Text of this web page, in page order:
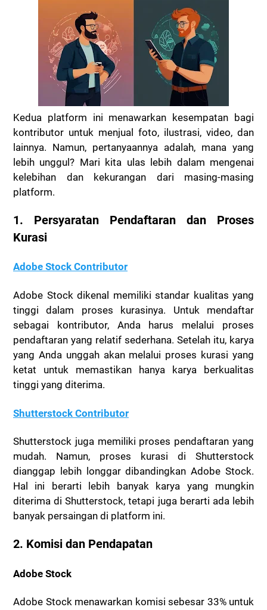
Kedua platform ini menawarkan kesempatan bagi
kontributor untuk menjual foto, ilustrasi, video, dan
lainnya. Namun, pertanyaannya adalah, mana yang
lebih unggul? Mari kita ulas lebih dalam mengenai
kelebihan dan kekurangan dari masing-masing
platform.
1. Persyaratan Pendaftaran dan Proses
Kurasi
Adobe Stock Contributor
Adobe Stock dikenal memiliki standar kualitas yang
tinggi dalam proses kurasinya. Untuk mendaftar
sebagai kontributor, Anda harus melalui proses
pendaftaran yang relatif sederhana. Setelah itu, karya
yang Anda unggah akan melalui proses kurasi yang
ketat untuk memastikan hanya karya berkualitas
tinggi yang diterima.
Shutterstock Contributor
Shutterstock juga memiliki proses pendaftaran yang
mudah. Namun, proses kurasi di Shutterstock
dianggap lebih longgar dibandingkan Adobe Stock.
Hal ini berarti lebih banyak karya yang mungkin
diterima di Shutterstock, tetapi juga berarti ada lebih
banyak persaingan di platform ini.
2. Komisi dan Pendapatan
Adobe Stock
Adobe Stock menawarkan komisi sebesar 33% untuk